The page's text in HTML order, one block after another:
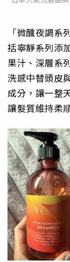
「微醺夜調
括寧靜系列添
果汁、深層系
洗感中替頭皮
成分，讓一整
讓髮質維持柔